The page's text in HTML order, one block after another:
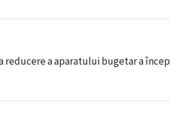
reducere a aparatului bugetar a